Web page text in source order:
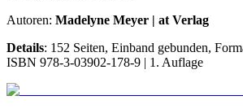
Autoren: Madelyne Meyer | at Verlag
Details: 152 Seiten, Einband gebunden,
ISBN 978-3-03902-178-9 | 1. Auflage